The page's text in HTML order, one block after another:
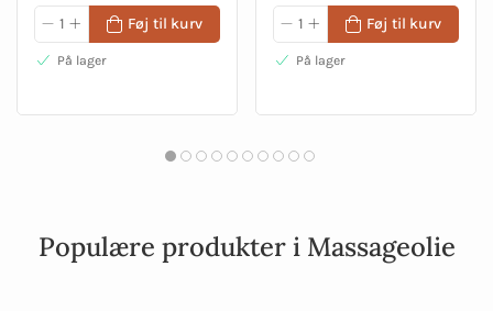
Føj til kurv
På lager
Føj til kurv
På lager
Populære produkter i Massageolie